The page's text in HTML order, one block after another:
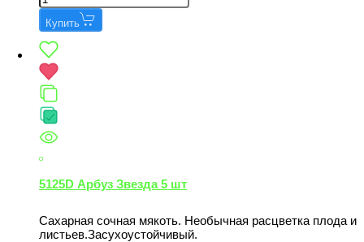
Купить
5125D Арбуз Звезда 5 шт
Сахарная сочная мякоть. Необычная расцветка плода и
листьев.Засухоустойчивый.